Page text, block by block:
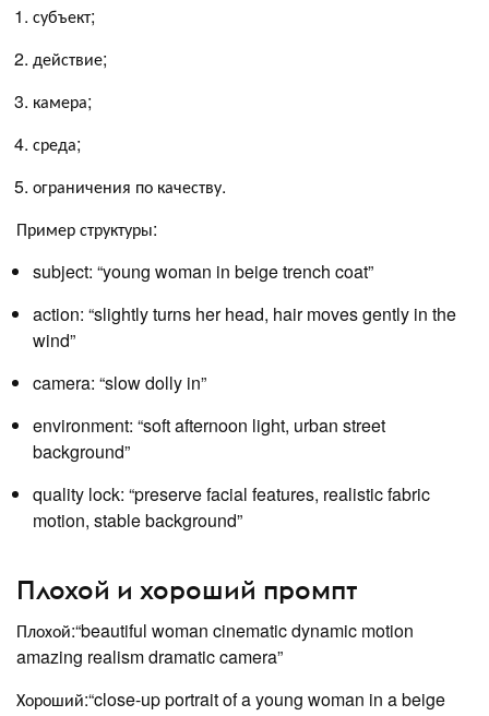
субъект;
действие;
камера;
среда;
ограничения по качеству.
Пример структуры:
subject: “young woman in beige trench coat”
action: “slightly turns her head, hair moves gently in the
wind”
camera: “slow dolly in”
environment: “soft afternoon light, urban street
background”
quality lock: “preserve facial features, realistic fabric
motion, stable background”
Плохой и хороший промпт
Плохой:“beautiful woman cinematic dynamic motion
amazing realism dramatic camera”
Хороший:“close-up portrait of a young woman in a beige